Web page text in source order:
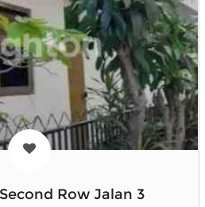
Row Jalan 3